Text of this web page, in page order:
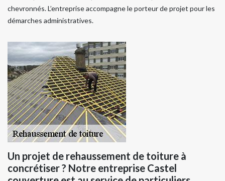
chevronnés. L’entreprise accompagne le porteur de projet pour les
démarches administratives.
Un projet de rehaussement de toiture à
concrétiser ? Notre entreprise Castel